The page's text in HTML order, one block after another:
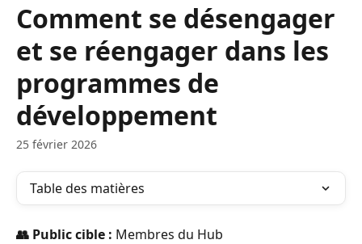
Comment se désengager
et se réengager dans les
programmes de
développement
25 février 2026
Table des matières
👥 Public cible : Membres du Hub